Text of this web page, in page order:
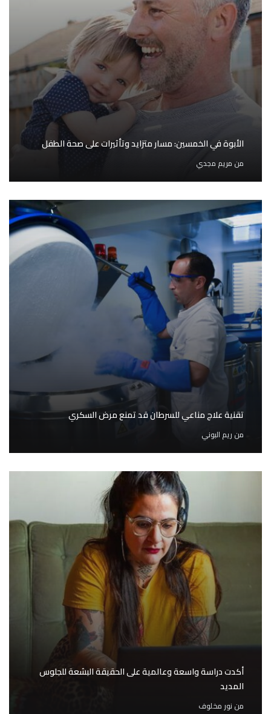
الأبوة في الخمسين: مسار متزايد وتأثيرات على صحة الطفل
من مريم مجدي
تقنية علاج مناعي للسرطان قد تمنع مرض السكري
من ريم البوني
أكدت دراسة واسعة وعالمية على الحقيقة البشعة للجلوس
المديد
من نور مخلوف